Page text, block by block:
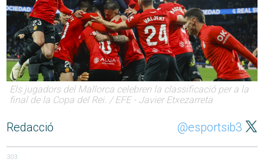
Els jugadors del Mallorca celebren la classificació per a la
final de la Copa del Rei. / EFE - Javier Etxezarreta
Redacció @esportsib3
303